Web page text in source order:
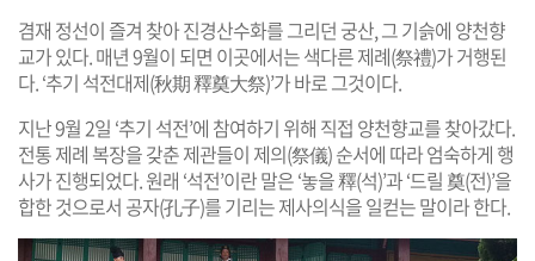
겸재 정선이 즐겨 찾아 진경산수화를 그리던 궁산, 그 기슭에 양천향
교가 있다. 매년 9월이 되면 이곳에서는 색다른 제례(祭禮)가 거행된
다. ‘추기 석전대제(秋期 釋奠大祭)’가 바로 그것이다.
지난 9월 2일 ‘추기 석전’에 참여하기 위해 직접 양천향교를 찾아갔다.
전통 제례 복장을 갖춘 제관들이 제의(祭儀) 순서에 따라 엄숙하게 행
사가 진행되었다. 원래 ‘석전’이란 말은 ‘놓을 釋(석)’과 ‘드릴 奠(전)’을
합한 것으로서 공자(孔子)를 기리는 제사의식을 일컫는 말이라 한다.